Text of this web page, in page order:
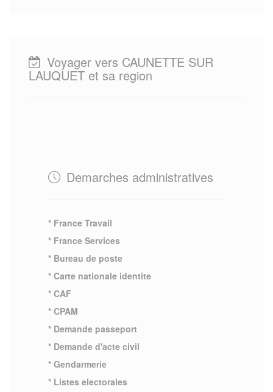
Voyager vers CAUNETTE SUR
LAUQUET et sa region
Demarches administratives
* France Travail
* France Services
* Bureau de poste
* Carte nationale identite
* CAF
* CPAM
* Demande passeport
* Demande d'acte civil
* Gendarmerie
* Listes electorales